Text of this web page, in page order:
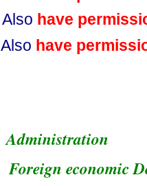
Also have
Also have
Administration
Foreign economic